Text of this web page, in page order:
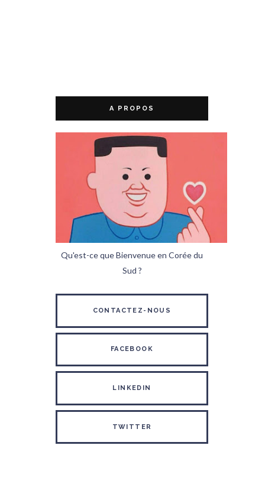
A PROPOS
Qu'est-ce que Bienvenue en Corée du
Sud ?
CONTACTEZ-NOUS
FACEBOOK
LINKEDIN
TWITTER